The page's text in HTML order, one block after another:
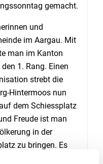
gemacht.
und
im Aargau. Mit
man im Kanton
1. Rang. Einen
strebt die
Hintermoos nun
dem Schiessplatz
Freude ist man
in der
zu bringen. Es